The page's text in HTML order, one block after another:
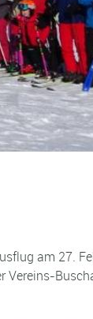
am 27.